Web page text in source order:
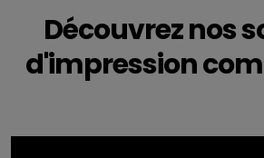
Découvrez nos
d'impression